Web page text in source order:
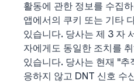
활동에 관한 정보를 수집
앱에서의 쿠키 또는 기타
있습니다. 당사는 제 3 자
자에게도 동일한 조치를
있습니다. 당사는 현재 "추
응하지 않고 DNT 신호 수